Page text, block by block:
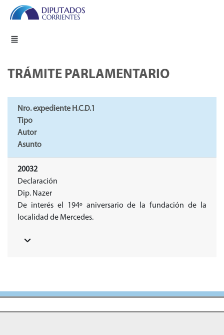
TRÁMITE PARLAMENTARIO
Nro. expediente H.C.D.1
Tipo
Autor
Asunto
20032
Declaración
Dip. Nazer
De interés el 194º aniversario de la fundación de la
localidad de Mercedes.